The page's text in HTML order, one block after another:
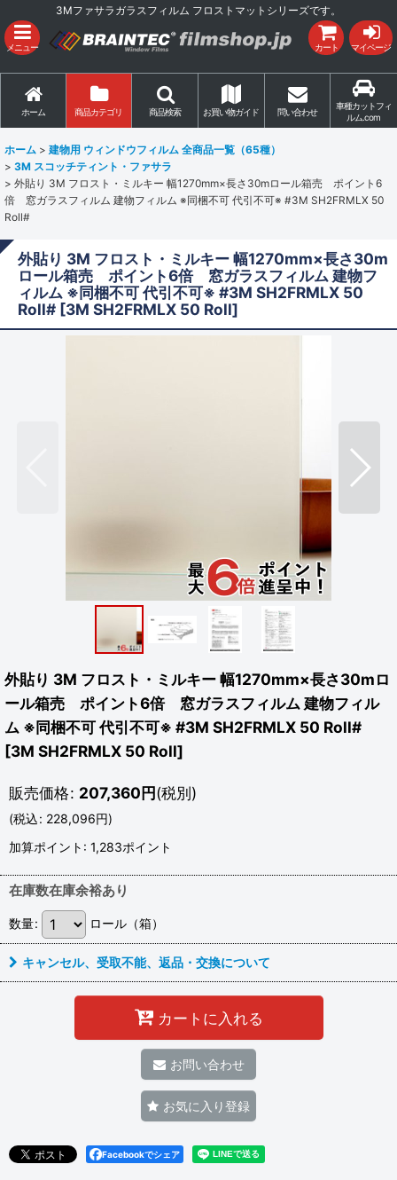
3Mファサラガラスフィルム フロストマットシリーズです。
メニュー カート マイページ
ホーム 商品カテゴリ 商品検索 お買い物ガイド 問い合わせ
車種カットフィ
ルム.com
ホーム > 建物用 ウィンドウフィルム 全商品一覧（65種）
> 3M スコッチティント・ファサラ
> 外貼り 3M フロスト・ミルキー 幅1270mm×長さ30mロール箱売 ポイント6
倍 窓ガラスフィルム 建物フィルム ※同梱不可 代引不可※ #3M SH2FRMLX 50
Roll#
外貼り 3M フロスト・ミルキー 幅1270mm×長さ30m
ロール箱売 ポイント6倍 窓ガラスフィルム 建物フ
ィルム ※同梱不可 代引不可※ #3M SH2FRMLX 50
Roll# [3M SH2FRMLX 50 Roll]
外貼り 3M フロスト・ミルキー 幅1270mm×長さ30mロ
ール箱売 ポイント6倍 窓ガラスフィルム 建物フィル
ム ※同梱不可 代引不可※ #3M SH2FRMLX 50 Roll#
[3M SH2FRMLX 50 Roll]
販売価格: 207,360円(税別)
(税込: 228,096円)
加算ポイント: 1,283ポイント
在庫数在庫余裕あり
数量: ロール（箱）
キャンセル、受取不能、返品・交換について
カートに入れる
お問い合わせ
お気に入り登録
Facebookでシェア